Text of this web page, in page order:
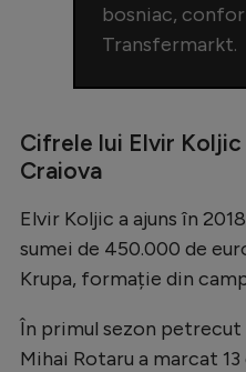
bosniac,
Transfermarkt.
Cifrele lui Elvir
Craiova
Elvir Koljic a ajuns în
sumei de 450.000 de
Krupa, formație din
În primul sezon
Mihai Rotaru a marcat